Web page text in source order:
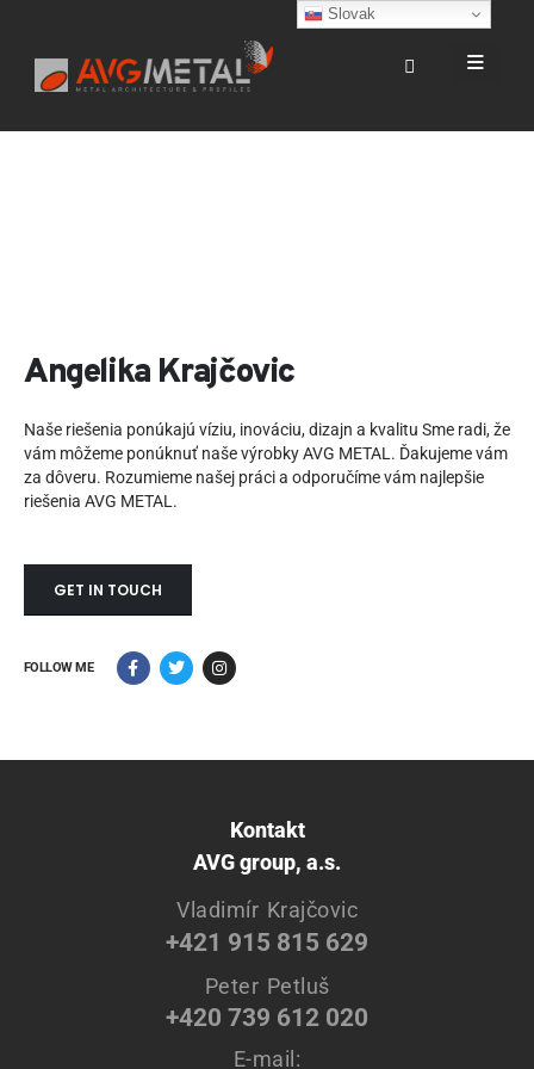
Angelika Krajčovic
Naše riešenia ponúkajú víziu, inováciu, dizajn a kvalitu Sme radi, že
vám môžeme ponúknuť naše výrobky AVG METAL. Ďakujeme vám
za dôveru. Rozumieme našej práci a odporučíme vám najlepšie
riešenia AVG METAL.
GET IN TOUCH
FOLLOW ME
Kontakt
AVG group, a.s.
Vladimír Krajčovic
+421 915 815 629
Peter Petluš
+420 739 612 020
E-mail:
Slovak